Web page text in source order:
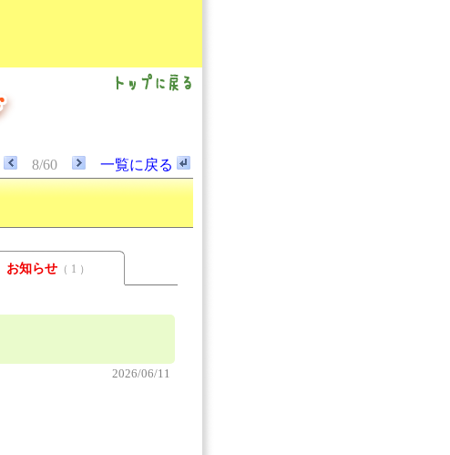
8/60 一覧に戻る
お知らせ （ 1 ）
2026/06/11